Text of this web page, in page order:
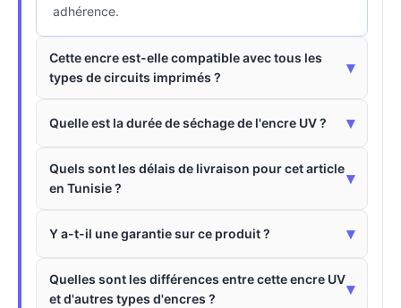
adhérence.
Cette encre est-elle compatible avec tous les
types de circuits imprimés ?
▾
Quelle est la durée de séchage de l'encre UV ? ▾
Quels sont les délais de livraison pour cet article
en Tunisie ?
▾
Y a-t-il une garantie sur ce produit ? ▾
Quelles sont les différences entre cette encre UV
et d'autres types d'encres ?
▾